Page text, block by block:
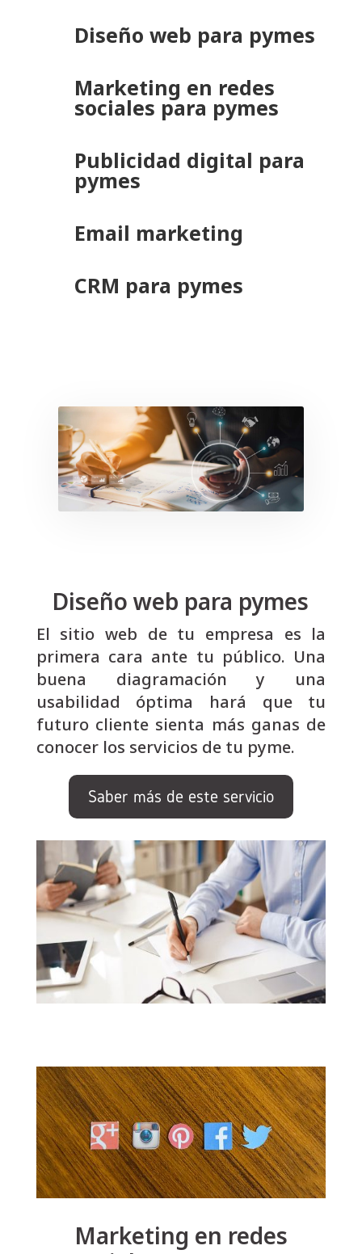
Diseño web para pymes
Marketing en redes
sociales para pymes
Publicidad digital para
pymes
Email marketing
CRM para pymes
Diseño web para pymes
El sitio web de tu empresa es la
primera cara ante tu público. Una
buena diagramación y una
usabilidad óptima hará que tu
futuro cliente sienta más ganas de
conocer los servicios de tu pyme.
Saber más de este servicio
Marketing en redes